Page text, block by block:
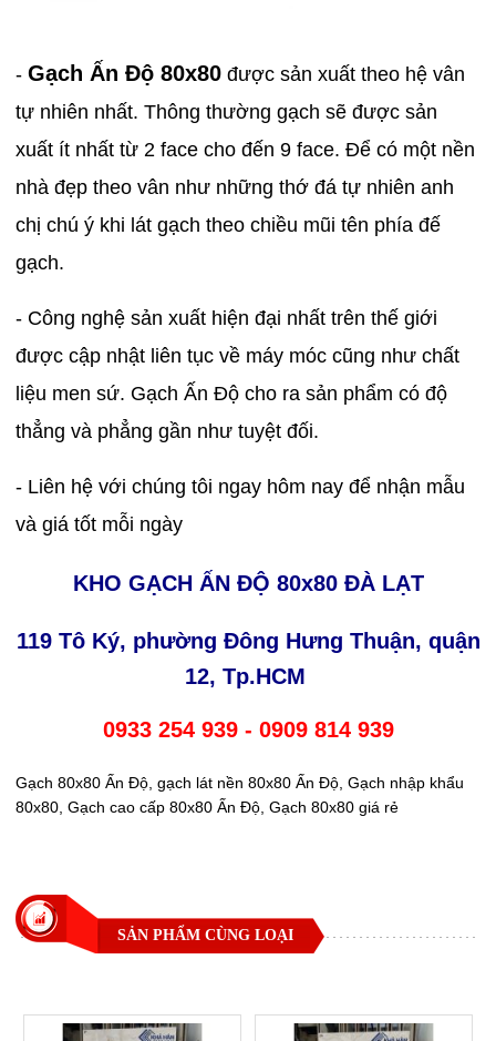
-Gạch Ấn Độ 80x80 được sản xuất theo hệ vân
tự nhiên nhất. Thông thường gạch sẽ được sản
xuất ít nhất từ 2 face cho đến 9 face. Để có một nền
nhà đẹp theo vân như những thớ đá tự nhiên anh
chị chú ý khi lát gạch theo chiều mũi tên phía đế
gạch.
- Công nghệ sản xuất hiện đại nhất trên thế giới
được cập nhật liên tục về máy móc cũng như chất
liệu men sứ. Gạch Ấn Độ cho ra sản phẩm có độ
thẳng và phẳng gần như tuyệt đối.
- Liên hệ với chúng tôi ngay hôm nay để nhận mẫu
và giá tốt mỗi ngày
KHO GẠCH ẤN ĐỘ 80x80 ĐÀ LẠT
119 Tô Ký, phường Đông Hưng Thuận, quận
12, Tp.HCM
0933 254 939 - 0909 814 939
Gạch 80x80 Ấn Độ, gạch lát nền 80x80 Ấn Độ, Gạch nhập khẩu
80x80, Gạch cao cấp 80x80 Ấn Độ, Gạch 80x80 giá rẻ
SẢN PHẨM CÙNG LOẠI